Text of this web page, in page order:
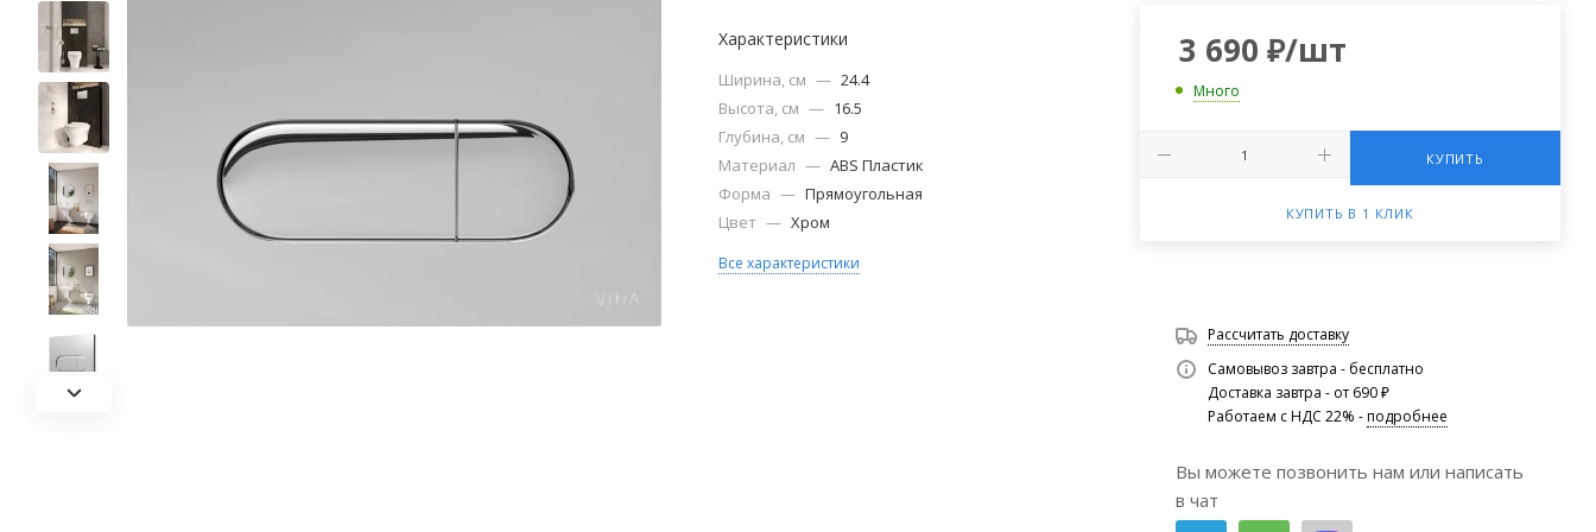
Характеристики
Ширина, см — 24.4
Высота, см — 16.5
Глубина, см — 9
Материал — ABS Пластик
Форма — Прямоугольная
Цвет — Хром
Все характеристики
3 690 ₽/шт
Много
КУПИТЬ
КУПИТЬ В 1 КЛИК
Рассчитать доставку
Самовывоз завтра - бесплатно
Доставка завтра - от 690 ₽
Работаем с НДС 22% -подробнее
Вы можете позвонить нам или написать
в чат